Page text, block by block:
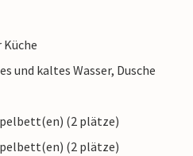
und kaltes Wasser, Dusche
(2 plätze)
(2 plätze)